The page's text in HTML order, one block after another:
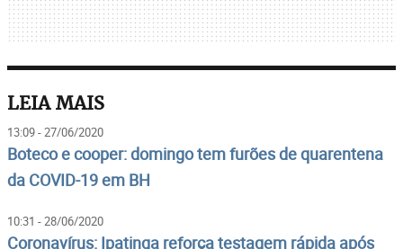
LEIA MAIS
13:09 - 27/06/2020
Boteco e cooper: domingo tem furões de quarentena
da COVID-19 em BH
10:31 - 28/06/2020
Coronavírus: Ipatinga reforça testagem rápida após